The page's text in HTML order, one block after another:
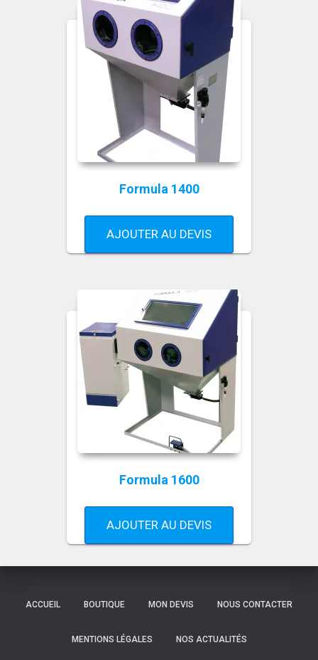
Formula 1400
AJOUTER AU DEVIS
Formula 1600
AJOUTER AU DEVIS
ACCUEIL BOUTIQUE MON DEVIS NOUS CONTACTER
MENTIONS LÉGALES NOS ACTUALITÉS